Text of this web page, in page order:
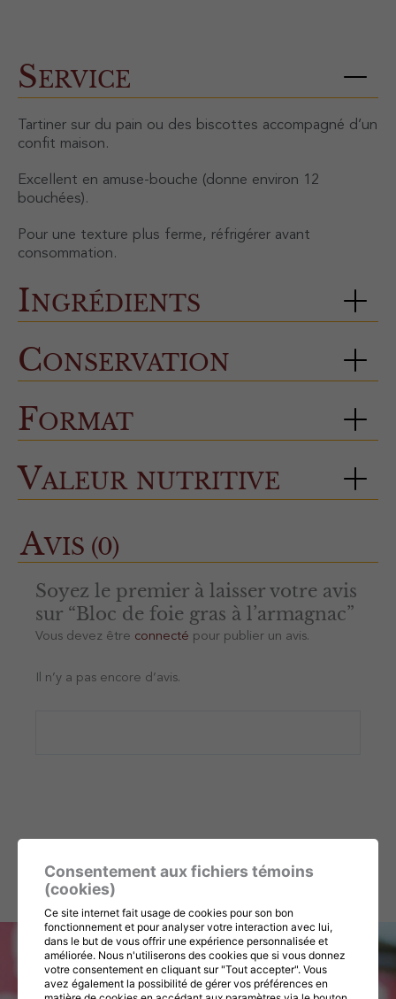
Service
Tartiner sur du pain ou des biscottes accompagné d’un
confit maison.
Excellent en amuse-bouche (donne environ 12
bouchées).
Pour une texture plus ferme, réfrigérer avant
consommation.
Ingrédients
Conservation
Format
Valeur nutritive
AVIS (0)
Soyez le premier à laisser votre avis
sur “Bloc de foie gras à l’armagnac”
Vous devez être connecté pour publier un avis.
Il n’y a pas encore d’avis.
Consentement aux fichiers témoins
(cookies)
Ce site internet fait usage de cookies pour son bon
fonctionnement et pour analyser votre interaction avec lui,
dans le but de vous offrir une expérience personnalisée et
améliorée. Nous n'utiliserons des cookies que si vous donnez
votre consentement en cliquant sur "Tout accepter". Vous
avez également la possibilité de gérer vos préférences en